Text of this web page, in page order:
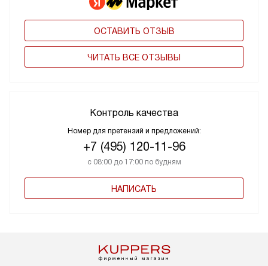
ОСТАВИТЬ ОТЗЫВ
ЧИТАТЬ ВСЕ ОТЗЫВЫ
Контроль качества
Номер для претензий и предложений:
+7 (495) 120-11-96
с 08:00 до 17:00 по будням
НАПИСАТЬ